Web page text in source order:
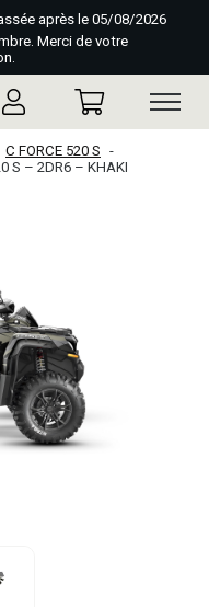
après le 05/08/2026
Merci de votre
C FORCE 520 S
S – 2DR6 – KHAKI